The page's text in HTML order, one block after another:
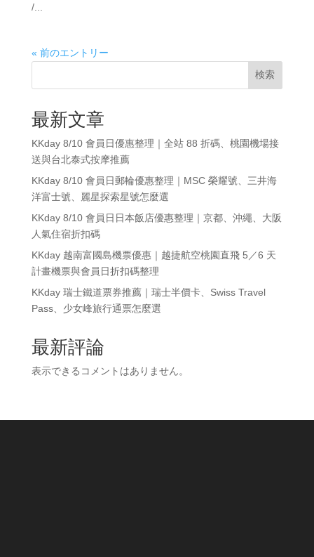
/...
« 前のエントリー
検索
最新文章
KKday 8/10 會員日優惠整理｜全站 88 折碼、桃園機場接
送與台北泰式按摩推薦
KKday 8/10 會員日郵輪優惠整理｜MSC 榮耀號、三井海
洋富士號、麗星探索星號怎麼選
KKday 8/10 會員日日本飯店優惠整理｜京都、沖繩、大阪
人氣住宿折扣碼
KKday 越南富國島機票優惠｜越捷航空桃園直飛 5／6 天
計畫機票與會員日折扣碼整理
KKday 瑞士鐵道票券推薦｜瑞士半價卡、Swiss Travel
Pass、少女峰旅行通票怎麼選
最新評論
表示できるコメントはありません。